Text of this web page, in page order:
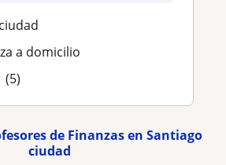
a domicilio
(5)
de Finanzas en Santiago
ciudad